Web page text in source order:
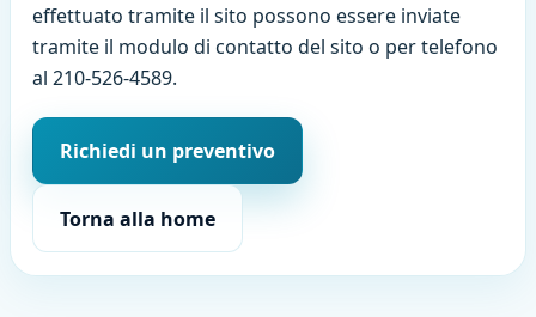
effettuato tramite il sito possono essere inviate
tramite il modulo di contatto del sito o per telefono
al 210-526-4589.
Richiedi un preventivo
Torna alla home